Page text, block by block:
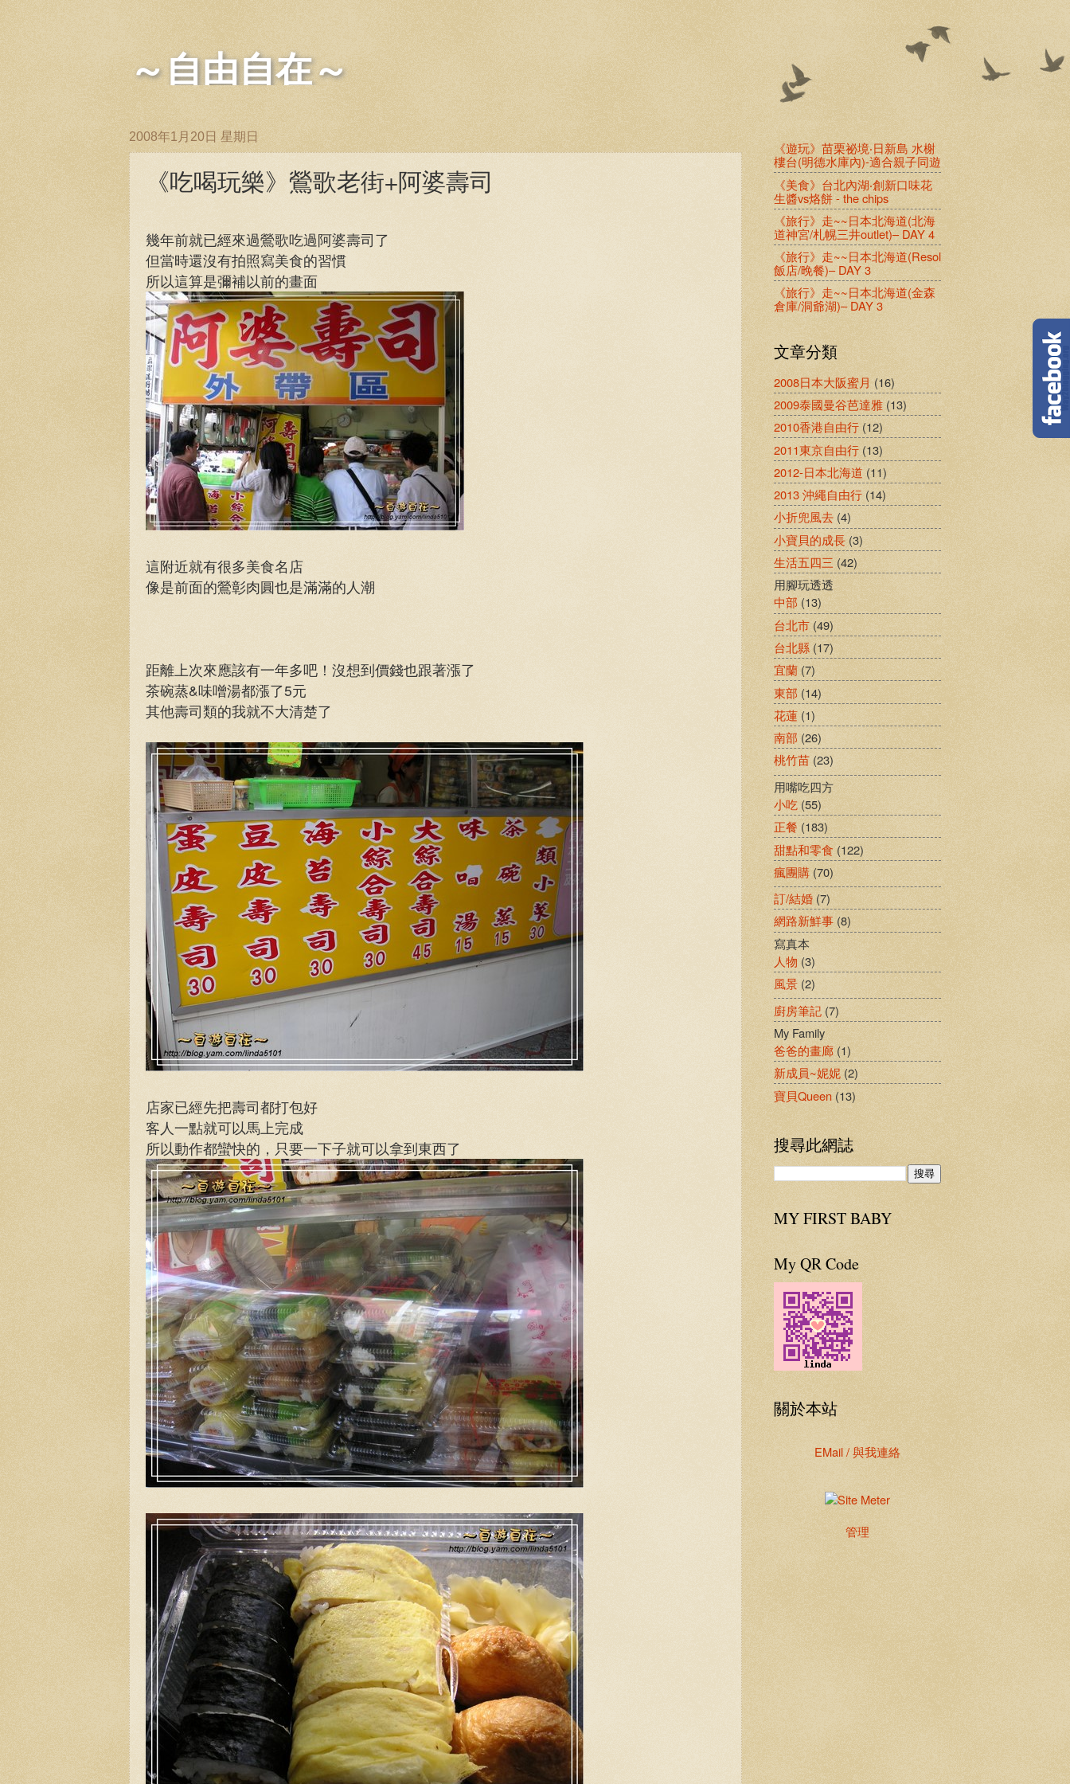
～自由自在～
2008年1月20日 星期日
《吃喝玩樂》鶯歌老街+阿婆壽司
幾年前就已經來過鶯歌吃過阿婆壽司了
但當時還沒有拍照寫美食的習慣
所以這算是彌補以前的畫面
這附近就有很多美食名店
像是前面的鶯彰肉圓也是滿滿的人潮
距離上次來應該有一年多吧！沒想到價錢也跟著漲了
茶碗蒸&味噌湯都漲了5元
其他壽司類的我就不大清楚了
店家已經先把壽司都打包好
客人一點就可以馬上完成
所以動作都蠻快的，只要一下子就可以拿到東西了
《遊玩》苗栗祕境‧日新島 水榭
樓台(明德水庫內)-適合親子同遊
《美食》台北內湖‧創新口味花
生醬vs烙餅 - the chips
《旅行》走~~日本北海道(北海
道神宮/札幌三井outlet)– DAY 4
《旅行》走~~日本北海道(Resol
飯店/晚餐)– DAY 3
《旅行》走~~日本北海道(金森
倉庫/洞爺湖)– DAY 3
文章分類
2008日本大阪蜜月 (16)
2009泰國曼谷芭達雅 (13)
2010香港自由行 (12)
2011東京自由行 (13)
2012-日本北海道 (11)
2013 沖繩自由行 (14)
小折兜風去 (4)
小寶貝的成長 (3)
生活五四三 (42)
用腳玩透透
中部 (13)
台北市 (49)
台北縣 (17)
宜蘭 (7)
東部 (14)
花蓮 (1)
南部 (26)
桃竹苗 (23)
用嘴吃四方
小吃 (55)
正餐 (183)
甜點和零食 (122)
瘋團購 (70)
訂/結婚 (7)
網路新鮮事 (8)
寫真本
人物 (3)
風景 (2)
廚房筆記 (7)
My Family
爸爸的畫廊 (1)
新成員~妮妮 (2)
寶貝Queen (13)
搜尋此網誌
MY FIRST BABY
My QR Code
關於本站
EMail / 與我連絡
管理